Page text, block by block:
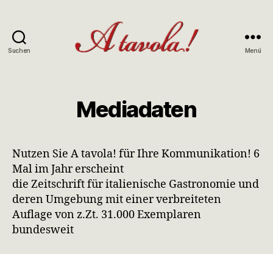
Suchen Menü
Mediadaten
Nutzen Sie A tavola! für Ihre Kommunikation! 6
Mal im Jahr erscheint
die Zeitschrift für italienische Gastronomie und
deren Umgebung mit einer verbreiteten
Auflage von z.Zt. 31.000 Exemplaren
bundesweit